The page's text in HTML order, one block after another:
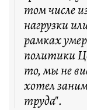
том числе
нагрузки
рамках
политики
то, мы не
хотел
труда".